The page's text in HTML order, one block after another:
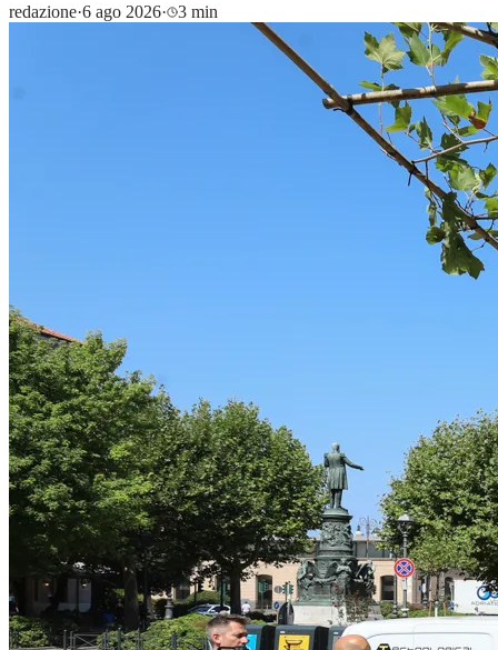
redazione·6 ago 2026· 3 min